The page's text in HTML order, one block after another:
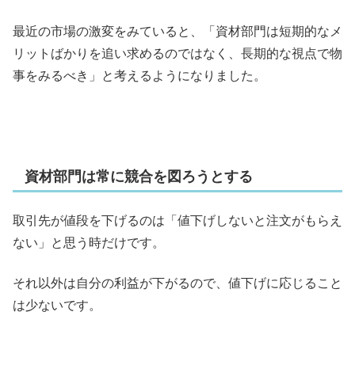
最近の市場の激変をみていると、「資材部門は短期的なメ
リットばかりを追い求めるのではなく、長期的な視点で物
事をみるべき」と考えるようになりました。
資材部門は常に競合を図ろうとする
取引先が値段を下げるのは「値下げしないと注文がもらえ
ない」と思う時だけです。
それ以外は自分の利益が下がるので、値下げに応じること
は少ないです。